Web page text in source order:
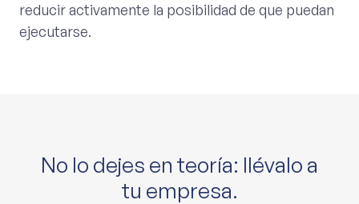
reducir activamente la posibilidad de que puedan
ejecutarse.
No lo dejes en teoría: llévalo a
tu empresa.